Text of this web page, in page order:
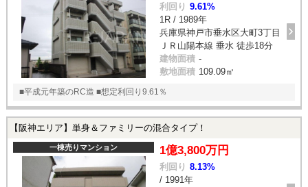
利回り 9.61%
1R / 1989年
兵庫県神戸市垂水区大町3丁目
ＪＲ山陽本線 垂水 徒歩18分
建物面積 -
敷地面積 109.09㎡
■平成元年築のRC造 ■想定利回り9.61％
【阪神エリア】単身＆ファミリーの混合タイプ！
一棟売りマンション 1億3,800万円
利回り 8.13%
/ 1991年